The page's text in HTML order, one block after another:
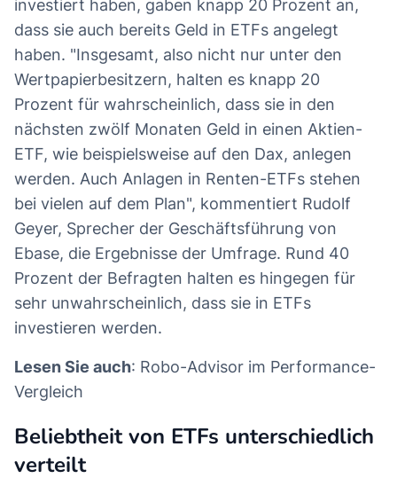
investiert haben, gaben knapp 20 Prozent an,
dass sie auch bereits Geld in ETFs angelegt
haben. "Insgesamt, also nicht nur unter den
Wertpapierbesitzern, halten es knapp 20
Prozent für wahrscheinlich, dass sie in den
nächsten zwölf Monaten Geld in einen Aktien-
ETF, wie beispielsweise auf den Dax, anlegen
werden. Auch Anlagen in Renten-ETFs stehen
bei vielen auf dem Plan", kommentiert Rudolf
Geyer, Sprecher der Geschäftsführung von
Ebase, die Ergebnisse der Umfrage. Rund 40
Prozent der Befragten halten es hingegen für
sehr unwahrscheinlich, dass sie in ETFs
investieren werden.
Lesen Sie auch: Robo-Advisor im Performance-
Vergleich
Beliebtheit von ETFs unterschiedlich
verteilt